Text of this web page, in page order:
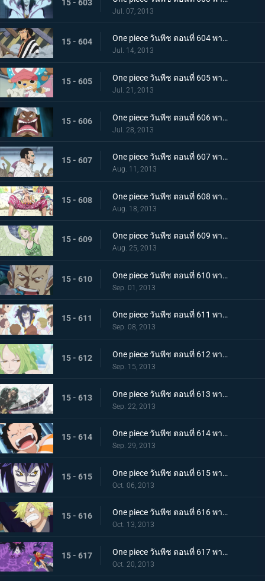
15 - 603
Jul. 07, 2013
15 - 604 One piece วันพีช ตอนที่ 604 พากย์ไทย มุ่งสู่อาคาร R! พันธมิตรโจรสลัดบุกโจมตี
Jul. 14, 2013
15 - 605 One piece วันพีช ตอนที่ 605 พากย์ไทย น้ำตาของทาชิงิ! แผนบุกทะลวงด้วยชีวิตของ G5
Jul. 21, 2013
15 - 606 One piece วันพีช ตอนที่ 606 พากย์ไทย พลเรือโทผู้ทรยศ! ไม้ไผ่ปีศาจ เวอร์โก้!
Jul. 28, 2013
15 - 607 One piece วันพีช ตอนที่ 607 พากย์ไทย การต่อสู้สุดดุเดือด ลูฟี่ ปะทะ ซีซาร์
Aug. 11, 2013
15 - 608 One piece วันพีช ตอนที่ 608 พากย์ไทย ผู้ชักใยในเงามืด! โดฟลามิงโก้ เริ่มเคลื่อนไหว!
Aug. 18, 2013
15 - 609 One piece วันพีช ตอนที่ 609 พากย์ไทย ลูฟี่แข็งตาย!? โมเน่ สาวหิมะผู้น่ากลัว!
Aug. 25, 2013
15 - 610 One piece วันพีช ตอนที่ 610 พากย์ไทย ปะทะกำปั้น! การต่อสู้ของ 2 พลเรือโท
Sep. 01, 2013
15 - 611 One piece วันพีช ตอนที่ 611 พากย์ไทย มังกรน้อย! โมโมโนะซูเกะ ปรากฏตัว
Sep. 08, 2013
15 - 612 One piece วันพีช ตอนที่ 612 พากย์ไทย เสี่ยงตายกลางพายุหิมะ กลุ่มหมวกฟางปะทะสาวหิมะ
Sep. 15, 2013
15 - 613 One piece วันพีช ตอนที่ 613 พากย์ไทย ระเบิดท่าไม้ตาย! วิชาดาบเดียวไร้เทียมทานของโซโล!
Sep. 22, 2013
15 - 614 One piece วันพีช ตอนที่ 614 พากย์ไทย ปกป้องเพื่อนไว้! โมช่าวิ่งหนีสุดชีวิต
Sep. 29, 2013
15 - 615 One piece วันพีช ตอนที่ 615 พากย์ไทย ความโศกเศร้าของหนวดน้ำตาล! หนึ่งหมัดแห่งความโกรธของลูฟี่
Oct. 06, 2013
15 - 616 One piece วันพีช ตอนที่ 616 พากย์ไทย บทสรุปอันน่าตกใจ!!! สโมคเกอร์ ปะทะ เวอร์โก้!
Oct. 13, 2013
15 - 617 One piece วันพีช ตอนที่ 617 พากย์ไทย บดขยี้ซีซาร์! กริซลี่แม็กนั่มอันไร้เทียมทาน
Oct. 20, 2013